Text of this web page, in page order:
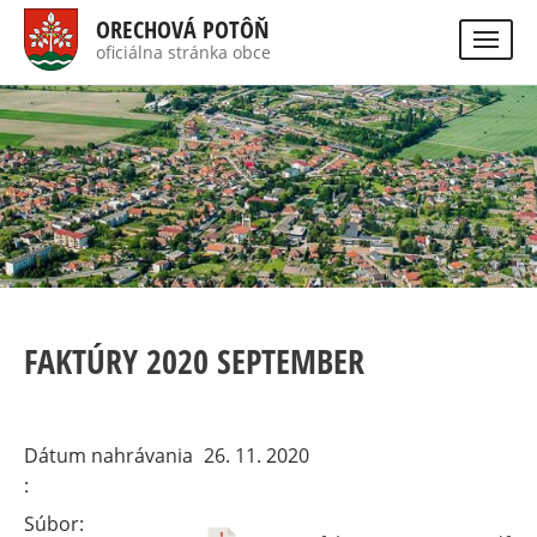
zum
ORECHOVÁ POTÔŇ
oficiálna stránka obce
site
version
FAKTÚRY 2020 SEPTEMBER
Dátum nahrávania 26. 11. 2020
Súbor